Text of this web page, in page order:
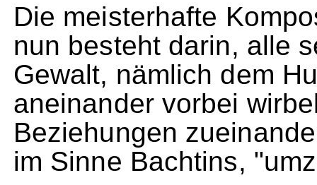
Die meisterhafte
nun besteht darin, alle
Gewalt, nämlich dem
aneinander vorbei
Beziehungen
im Sinne Bachtins,